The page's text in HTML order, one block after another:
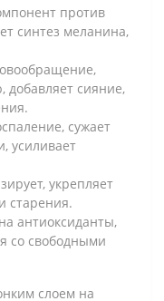
против
синтез меланина,
сияние,
сужает
усиливает
укрепляет
старения.
антиоксиданты,
со свободными
слоем на